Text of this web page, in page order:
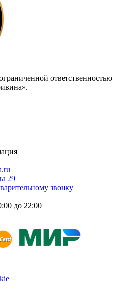
ответственностью
29
звонку
до 22:00